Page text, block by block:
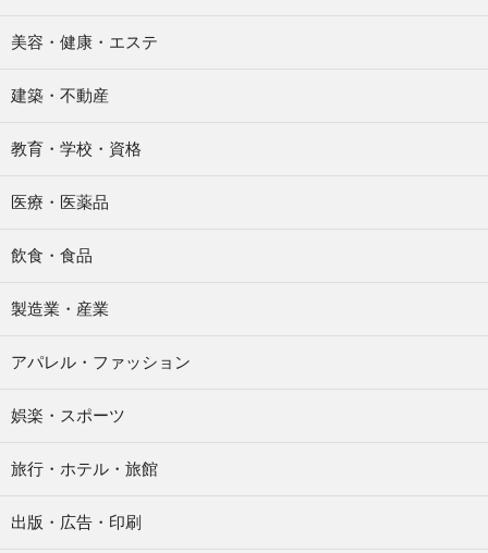
美容・健康・エステ
建築・不動産
教育・学校・資格
医療・医薬品
飲食・食品
製造業・産業
アパレル・ファッション
娯楽・スポーツ
旅行・ホテル・旅館
出版・広告・印刷